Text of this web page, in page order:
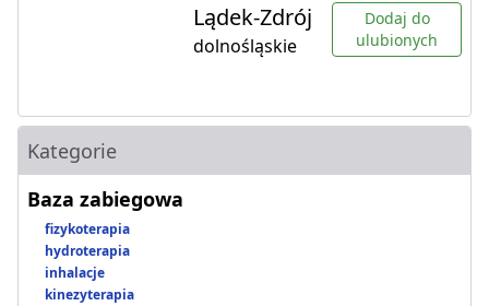
Lądek-Zdrój
dolnośląskie
Dodaj do
ulubionych
Kategorie
Baza zabiegowa
fizykoterapia
hydroterapia
inhalacje
kinezyterapia